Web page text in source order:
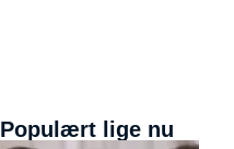
Populært lige nu